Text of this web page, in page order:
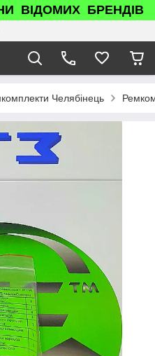
ВІДОМИХ БРЕНДІВ
Челябінець